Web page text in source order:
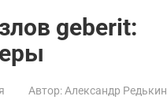
geberit:
Автор: Александр Редькин